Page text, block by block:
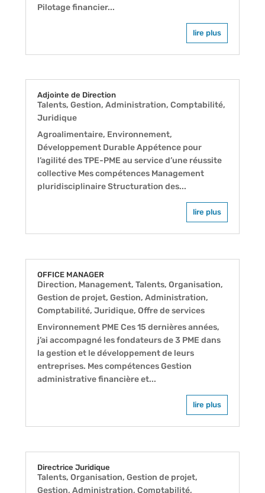
Pilotage financier...
lire plus
Adjointe de Direction
Talents, Gestion, Administration, Comptabilité,
Juridique
Agroalimentaire, Environnement,
Développement Durable Appétence pour
l’agilité des TPE-PME au service d’une réussite
collective Mes compétences Management
pluridisciplinaire Structuration des...
lire plus
OFFICE MANAGER
Direction, Management, Talents, Organisation,
Gestion de projet, Gestion, Administration,
Comptabilité, Juridique, Offre de services
Environnement PME Ces 15 dernières années,
j’ai accompagné les fondateurs de 3 PME dans
la gestion et le développement de leurs
entreprises. Mes compétences Gestion
administrative financière et...
lire plus
Directrice Juridique
Talents, Organisation, Gestion de projet,
Gestion, Administration, Comptabilité,